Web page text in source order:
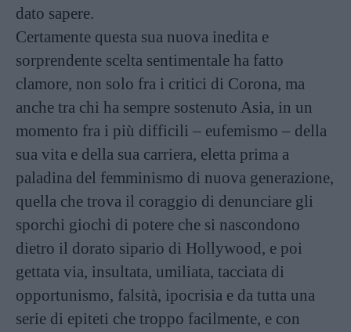
dato sapere.
Certamente questa sua nuova inedita e
sorprendente scelta sentimentale ha fatto
clamore, non solo fra i critici di Corona, ma
anche tra chi ha sempre sostenuto Asia, in un
momento fra i più difficili – eufemismo – della
sua vita e della sua carriera, eletta prima a
paladina del femminismo di nuova generazione,
quella che trova il coraggio di denunciare gli
sporchi giochi di potere che si nascondono
dietro il dorato sipario di Hollywood, e poi
gettata via, insultata, umiliata, tacciata di
opportunismo, falsità, ipocrisia e da tutta una
serie di epiteti che troppo facilmente, e con